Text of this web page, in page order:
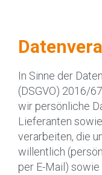
In Sinne der
(DSGVO) 2016/
wir persönliche
Lieferanten
verarbeiten, die
willentlich
per E-Mail)